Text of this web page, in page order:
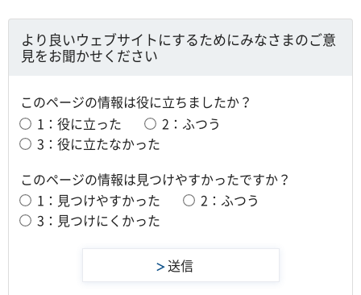
より良いウェブサイトにするためにみなさまのご意
見をお聞かせください
このページの情報は役に立ちましたか？
1：役に立った
2：ふつう
3：役に立たなかった
このページの情報は見つけやすかったですか？
1：見つけやすかった
2：ふつう
3：見つけにくかった